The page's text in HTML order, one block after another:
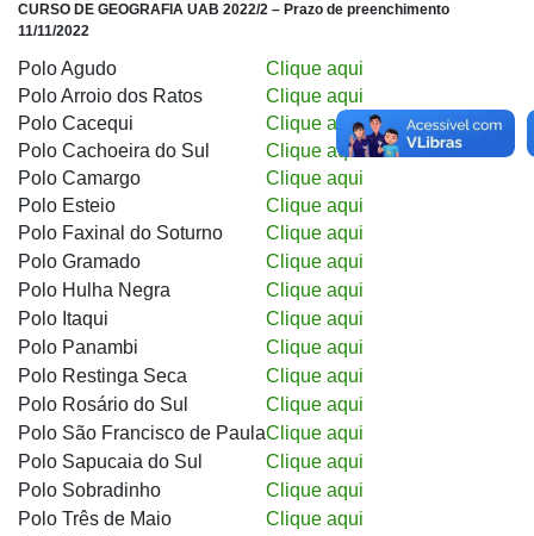
CURSO DE GEOGRAFIA UAB 2022/2 – Prazo de preenchimento
11/11/2022
Polo Agudo
Clique aqui
Polo Arroio dos Ratos
Clique aqui
Polo Cacequi
Clique aqui
Polo Cachoeira do Sul
Clique aqui
Polo Camargo
Clique aqui
Polo Esteio
Clique aqui
Polo Faxinal do Soturno
Clique aqui
Polo Gramado
Clique aqui
Polo Hulha Negra
Clique aqui
Polo Itaqui
Clique aqui
Polo Panambi
Clique aqui
Polo Restinga Seca
Clique aqui
Polo Rosário do Sul
Clique aqui
Polo São Francisco de PaulaClique aqui
Polo Sapucaia do Sul
Clique aqui
Polo Sobradinho
Clique aqui
Polo Três de Maio
Clique aqui